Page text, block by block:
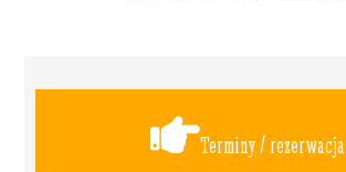
Terminy / rezerwacja